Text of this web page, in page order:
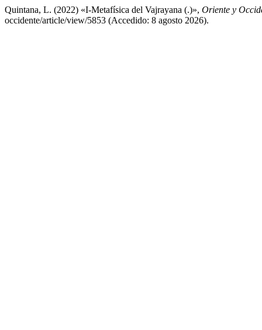
Quintana, L. (2022) «I-Metafísica del Vajrayana (.)», Oriente y
occidente/article/view/5853 (Accedido: 8 agosto 2026).